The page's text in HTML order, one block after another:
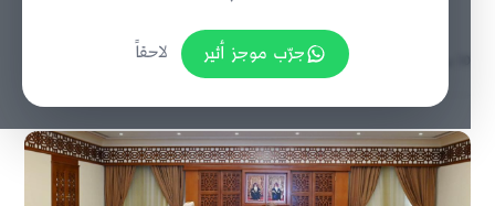
جرّب موجز أثير
لاحقاً